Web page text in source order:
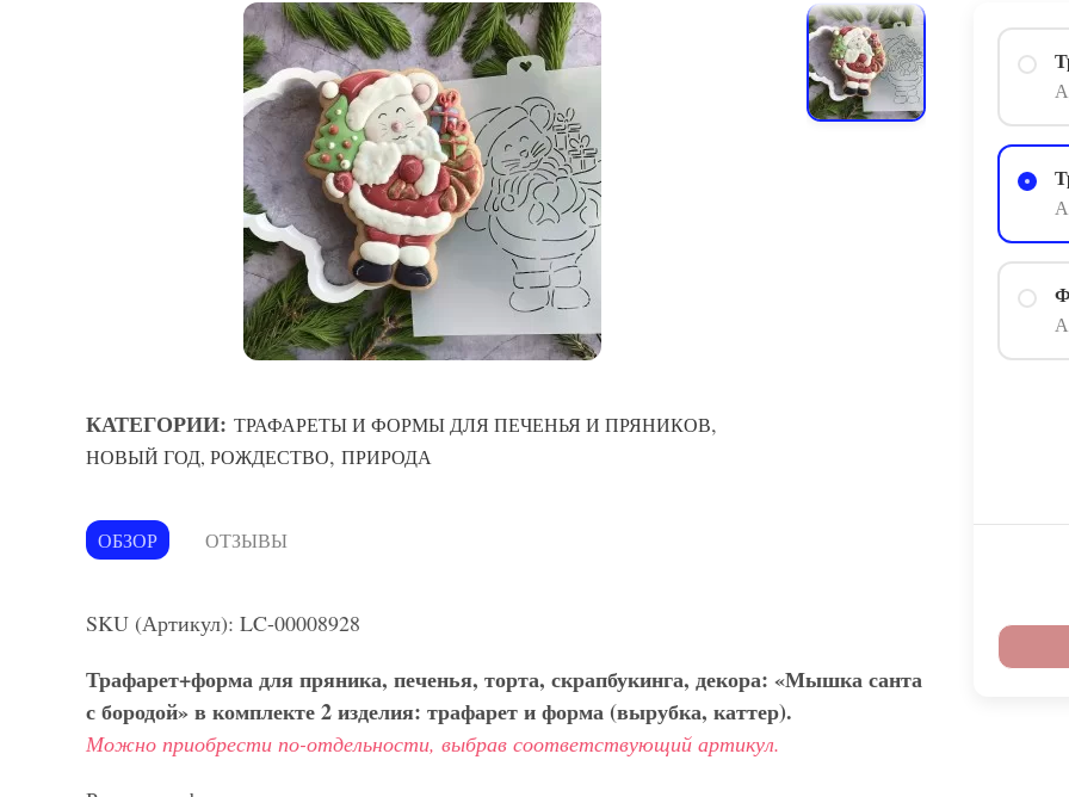
КАТЕГОРИИ: ТРАФАРЕТЫ И ФОРМЫ ДЛЯ ПЕЧЕНЬЯ И ПРЯНИКОВ,
НОВЫЙ ГОД, РОЖДЕСТВО, ПРИРОДА
ОБЗОР ОТЗЫВЫ
SKU (Артикул): LC-00008928
Трафарет+форма для пряника, печенья, торта, скрапбукинга, декора: «Мышка санта
с бородой» в комплекте 2 изделия: трафарет и форма (вырубка, каттер).
Можно приобрести по-отдельности, выбрав соответствующий артикул.